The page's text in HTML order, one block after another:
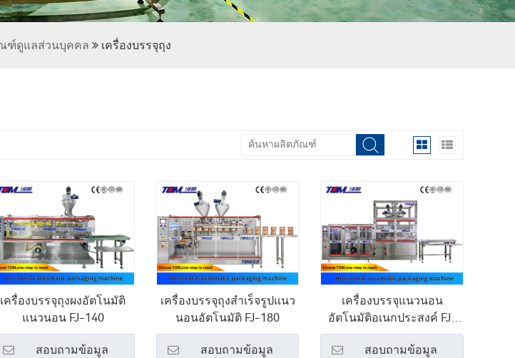
ฑ์ดูแลส่วนบุคคล เครื่องบรรจุถุง
เครื่องบรรจุถุงผงอัตโนมัติ
แนวนอน FJ-140
สอบถามข้อมูล
เครื่องบรรจุถุงสำเร็จรูปแนว
นอนอัตโนมัติ FJ-180
สอบถามข้อมูล
เครื่องบรรจุแนวนอน
อัตโนมัติอเนกประสงค์ FJ-
180
สอบถามข้อมูล